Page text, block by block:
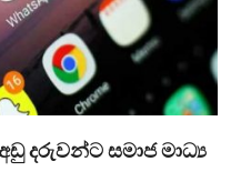
දරුවන්ට සමාජ මාධ්‍ය